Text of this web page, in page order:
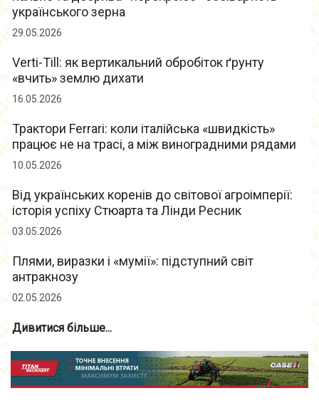
українського зерна
29.05.2026
Verti-Till: як вертикальний обробіток ґрунту
«вчить» землю дихати
16.05.2026
Трактори Ferrari: коли італійська «швидкість»
працює не на трасі, а між виноградними рядами
10.05.2026
Від українських коренів до світової агроімперії:
історія успіху Стюарта та Лінди Ресник
03.05.2026
Плями, виразки і «мумії»: підступний світ
антракнозу
02.05.2026
Дивитися більше...